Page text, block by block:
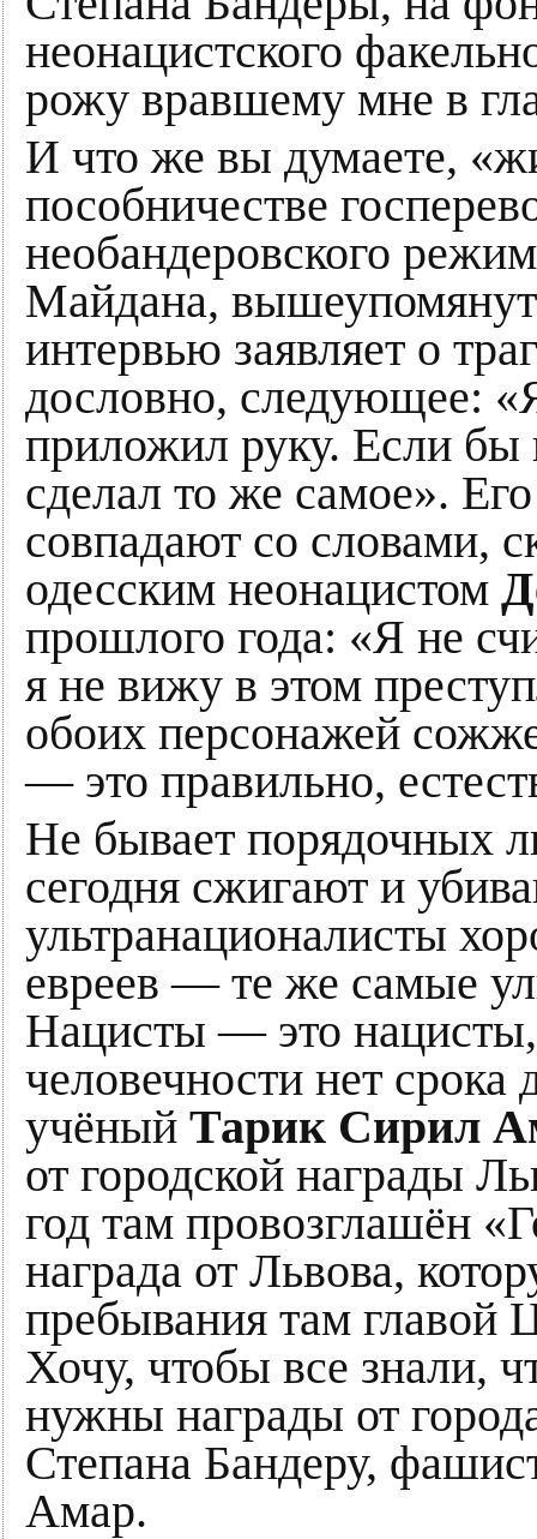
неонацистского
рожу вравшему мне в
И что же вы думаете,
пособничестве
необандеровского
Майдана,
интервью заявляет о
дословно, следующее:
приложил руку. Если бы
сделал то же самое».
совпадают со словами,
одесским неонацистом
прошлого года: «Я не
я не вижу в этом
обоих персонажей
— это правильно,
Не бывает порядочных
сегодня сжигают и
ультранационалисты
евреев — те же самые
Нацисты — это
человечности нет срока
учёный Тарик Сирил
от городской награды
год там провозглашён
награда от Львова,
пребывания там главой
Хочу, чтобы все знали,
нужны награды от
Степана Бандеру,
Амар.